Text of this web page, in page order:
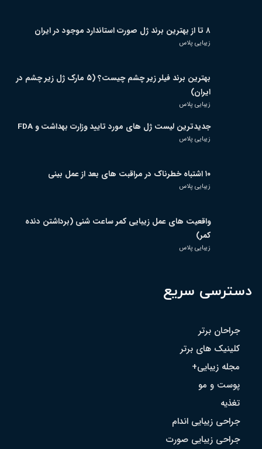
۸ تا از بهترین برند ژل صورت استاندارد موجود در ایران
زیبایی پلاس
بهترین برند فیلر زیر چشم چیست؟ (۵ مارک ژل زیر چشم در
ایران)
زیبایی پلاس
جدیدترین لیست ژل های مورد تایید وزارت بهداشت و FDA
زیبایی پلاس
۱۰ اشتباه خطرناک در مراقبت های بعد از عمل بینی
زیبایی پلاس
واقعیت های عمل زیبایی کمر ساعت شنی (برداشتن دنده
کمر)
زیبایی پلاس
دسترسی سریع
جراحان برتر
کلینیک های برتر
مجله زیبایی+
پوست و مو
تغذیه
جراحی زیبایی اندام
جراحی زیبایی صورت